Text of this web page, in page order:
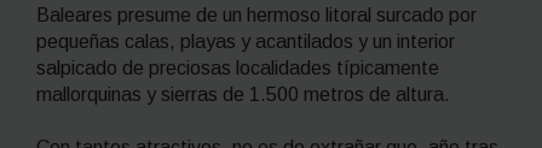
Baleares presume de un hermoso litoral surcado por
pequeñas calas, playas y acantilados y un interior
salpicado de preciosas localidades típicamente
mallorquinas y sierras de 1.500 metros de altura.